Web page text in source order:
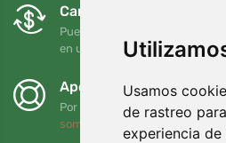
Usamos
de rastreo
experiencia
Cambios y devoluciones
Puede devolver o cambiar su
en un plazo de 90 días
Apoyamos a Trees.org
Por cada pedido plantamos un
somos